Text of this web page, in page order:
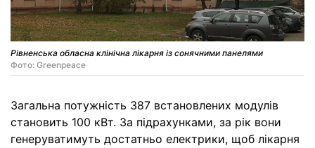
Рівненська обласна клінічна лікарня із сонячними панелями
Фото: Greenpeace
Загальна потужність 387 встановлених модулів
становить 100 кВт. За підрахунками, за рік вони
генеруватимуть достатньо електрики, щоб лікарня